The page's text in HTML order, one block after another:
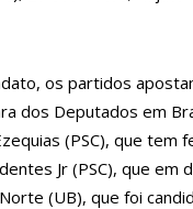
Japão registra
que ficou dez meses
os partidos
dos Deputados em
(PSC), que tem
Jr (PSC), que
(UB), que foi